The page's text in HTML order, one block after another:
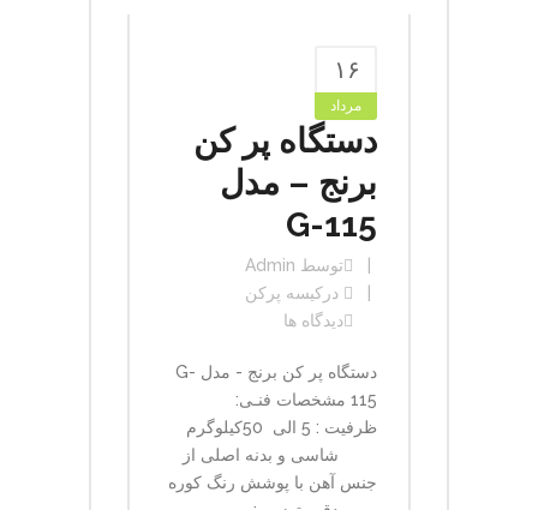
۱۶
مرداد
دستگاه پر کن
برنج – مدل
G-115
توسط Admin
در کیسه پرکن
دیدگاه ها
دستگاه پر کن برنج - مدل G-
115 مشخصات فنـی:
ظرفیت : 5 الی 50کیلوگرم
شاسی و بدنه اصلی از
جنس آهن با پوشش رنگ کوره